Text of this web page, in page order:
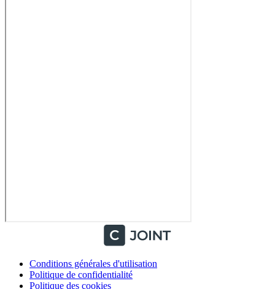
Conditions générales d'utilisation
Politique de confidentialité
Politique des cookies